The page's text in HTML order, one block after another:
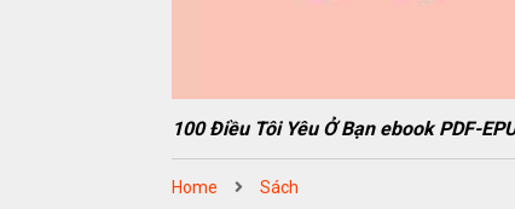
100 Điều Tôi Yêu Ở Bạn ebook PDF-
Home Sách